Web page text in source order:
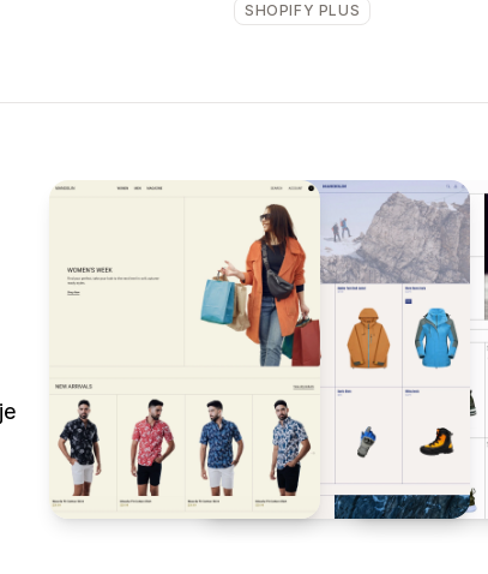
SHOPIFY PLUS